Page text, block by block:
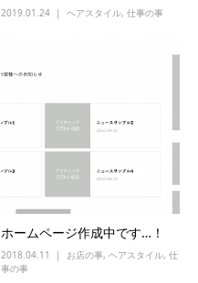
2019.01.24 ヘアスタイル, 仕事の事
ホームページ作成中です…！
2018.04.11 お店の事, ヘアスタイル, 仕
事の事